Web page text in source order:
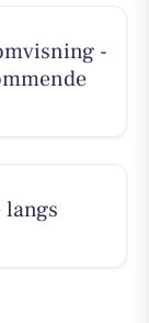
-